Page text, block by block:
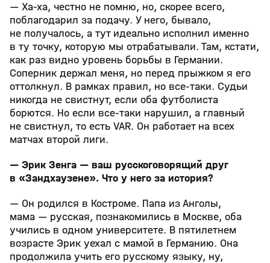
— Ха-ха, честно не помню, но, скорее всего,
поблагодарил за подачу. У него, бывало,
не получалось, а тут идеально исполнил именно
в ту точку, которую мы отрабатывали. Там, кстати,
как раз видно уровень борьбы в Германии.
Соперник держал меня, но перед прыжком я его
оттолкнул. В рамках правил, но все-таки. Судьи
никогда не свистнут, если оба футболиста
борются. Но если все-таки нарушил, а главный
не свистнул, то есть VAR. Он работает на всех
матчах второй лиги.
— Эрик Зенга — ваш русскоговорящий друг
в «Зандхаузене». Что у него за история?
— Он родился в Костроме. Папа из Анголы,
мама — русская, познакомились в Москве, оба
учились в одном университете. В пятилетнем
возрасте Эрик уехал с мамой в Германию. Она
продолжила учить его русскому языку, ну,